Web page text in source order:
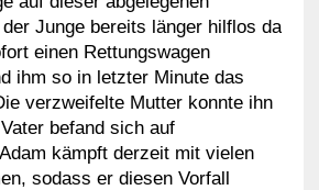
Junge bereits länger hilflos da
einen Rettungswagen
ihm so in letzter Minute das
verzweifelte Mutter konnte ihn
befand sich auf
kämpft derzeit mit vielen
sodass er diesen Vorfall